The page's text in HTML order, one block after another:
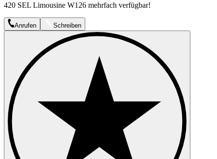
420 SEL Limousine W126 mehrfach verfügbar!
Anrufen Schreiben